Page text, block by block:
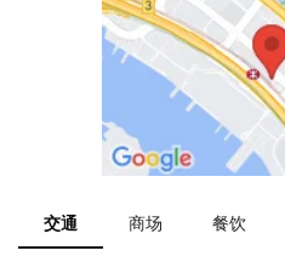
交通 商场 餐饮